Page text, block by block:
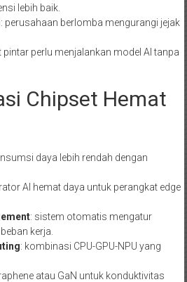
lebih baik.
: perusahaan berlomba mengurangi jejak
pintar perlu menjalankan model AI tanpa
Chipset Hemat
daya lebih rendah dengan
AI hemat daya untuk perangkat edge
: sistem otomatis mengatur
kerja.
: kombinasi CPU-GPU-NPU yang
atau GaN untuk konduktivitas